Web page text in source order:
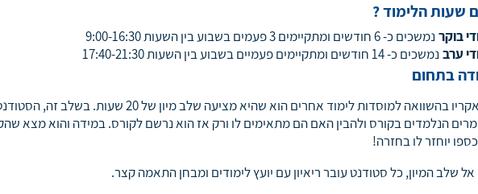
שעות הלימוד?
בוקר נמשכים כ- 6 חודשים ומתקיימים 3 פעמים בשבוע בין השעות 9:00-16:30
ערב נמשכים כ- 14 חודשים ומתקיימים פעמיים בשבוע בין השעות 17:40-21:30
בתחום
היתרון של האקריו בהשוואה למוסדות לימוד אחרים הוא שהיא מציעה שלב מיון של 20 שעות.
הנלמדים בקורס ולהבין האם הם מתאימים לו ורק אז הוא נרשם לקורס. במידה והוא מצא
יוחזר לו בחזרה!
אל שלב המיון, כל סטודנט עובר ריאיון עם יועץ לימודים ומבחן התאמה קצר.